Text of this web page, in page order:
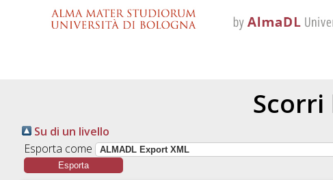
Su di un livello
Esporta come